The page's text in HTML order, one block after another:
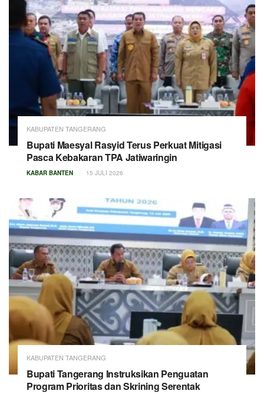
KABUPATEN TANGERANG
Bupati Maesyal Rasyid Terus Perkuat Mitigasi
Pasca Kebakaran TPA Jatiwaringin
KABAR BANTEN 15 JULI 2026
KABUPATEN TANGERANG
Bupati Tangerang Instruksikan Penguatan
Program Prioritas dan Skrining Serentak